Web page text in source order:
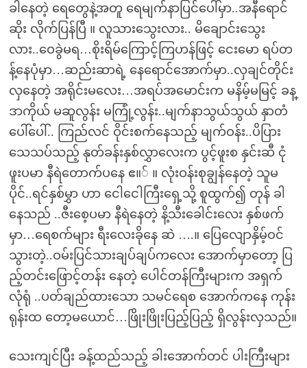
ခါနေတဲ့ ရေတွေနဲ့အတူ ရေမျက်နာပြင်ပေါ်မှာ..အနီရောင်
ဆိုး လိုက်ပြန်ပြီ ။ လူသားသွေးလား.. မိချောင်းသွေး
လား..ဝေခွဲမရ…စိုးရိမ်ကြောင့်ကြဟန်ဖြင့် ငေးမော ရပ်တ
န့်နေပုံမှာ…ဆည်းဆာရဲ့ နေရောင်အောက်မှာ..လှချင်တိုင်း
လှနေတဲ့ အရိုင်းမလေး…အရပ်အမောင်းက မနိမ့်မမြင့် ခန္
ဒာကိုယ် မဆူလွန်း မကြုံ့လွန်း..မျက်နာသွယ်သွယ် နှာတံ
ပေါ်ပေါ်.. ကြည်လင် ဝိုင်းစက်နေသည့် မျက်ဝန်း..ပိပြား
သေသပ်သည့် နုတ်ခန်းနှစ်လွှာလေးက ပွင့်ဖူးစ နှင်းဆီ ငုံ
ဖူးပမာ နီရဲတောက်ပနေ ဧ။် ။ လုံးဝန်းစုချွန်နေတဲ့ သူမ
ပိုင်..ရင်နှစ်မွှာ ဟာ ငေါငေါကြီးရှေ့သို့ စူထွက်၍ တုန် ခါ
နေသည် ..ဇီးစေ့ပမာ နီရဲနေတဲ့ နိ့သီးခေါင်းလေး နှစ်ဖက်
မှာ…ရေစက်များ ရီးလေးခိုနေ ဆဲ ….။ ပြေလျောနှိမ့်ဝင်
သွားတဲ့..ဝမ်းပြင်သားချပ်ချပ်ကလေး အောက်မှာတော့ ပြ
ည့်တင်းဖြောင့်တန်း နေတဲ့ ပေါင်တန်ကြီးများက အရှက်
လုံရုံ ..ပတ်ချည်ထားသော သမင်ရေစ အောက်ကနေ ကုန်း
ရုန်းထ တော့မယောင်…ဖြိုးဖြိုးပြည့်ပြည့် ရှိလွန်းလှသည်။
သေးကျင်ပြီး ခန့်ထည်သည့် ခါးအောက်တင် ပါးကြီးများ